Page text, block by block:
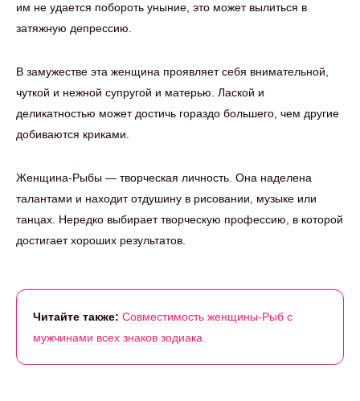
им не удается побороть уныние, это может вылиться в
затяжную депрессию.
В замужестве эта женщина проявляет себя внимательной,
чуткой и нежной супругой и матерью. Лаской и
деликатностью может достичь гораздо большего, чем другие
добиваются криками.
Женщина-Рыбы — творческая личность. Она наделена
талантами и находит отдушину в рисовании, музыке или
танцах. Нередко выбирает творческую профессию, в которой
достигает хороших результатов.
Читайте также: Совместимость женщины-Рыб с
мужчинами всех знаков зодиака.